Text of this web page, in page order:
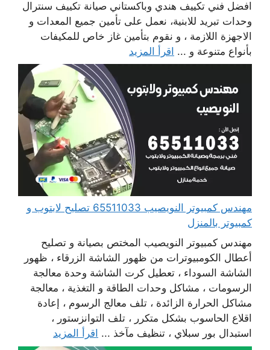
افضل فني تكييف هندي وباكستاني صيانة تكييف سنترال
وحدات تبريد للابنية، نعمل على تأمين جميع المعدات و
الاجهزة اللازمة ، و نقوم بتأمين غاز خاص للمكيفات
بأنواع متنوعة و ... اقرأ المزيد
مهندس كمبيوتر النويصيب 65511033 تصليح لابتوب و
كمبيوتر بالمنزل
مهندس كمبيوتر النويصيب المختص بصيانة و تصليح
أعطال الكومبيوترات من ظهور الشاشة الزرقاء ، ظهور
الشاشة السوداء ، تعطيل كرت الشاشة وحدة معالجة
الرسومات ، مشاكل وحدات الطاقة و التغذية ، معالجة
مشاكل الحرارة الزائدة ، تلف معالج الرسوم ، إعادة
اقلاع الحاسوب بشكل متكرر ، تلف التوانزستور ،
استبدال بور سبلاي ، تنظيف مآخذ ... اقرأ المزيد